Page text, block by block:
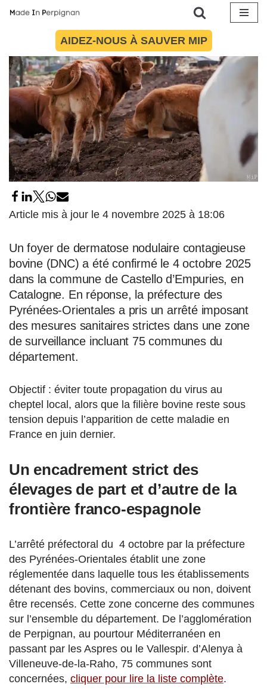
contenu
AIDEZ-NOUS À SAUVER MIP
Article mis à jour le 4 novembre 2025 à 18:06
Un foyer de dermatose nodulaire contagieuse
bovine (DNC) a été confirmé le 4 octobre 2025
dans la commune de Castello d’Empuries, en
Catalogne. En réponse, la préfecture des
Pyrénées-Orientales a pris un arrêté imposant
des mesures sanitaires strictes dans une zone
de surveillance incluant 75 communes du
département.
Objectif : éviter toute propagation du virus au
cheptel local, alors que la filière bovine reste sous
tension depuis l’apparition de cette maladie en
France en juin dernier.
Un encadrement strict des
élevages de part et d’autre de la
frontière franco-espagnole
L’arrêté préfectoral du 4 octobre par la préfecture
des Pyrénées-Orientales établit une zone
réglementée dans laquelle tous les établissements
détenant des bovins, commerciaux ou non, doivent
être recensés. Cette zone concerne des communes
sur l’ensemble du département. De l’agglomération
de Perpignan, au pourtour Méditerranéen en
passant par les Aspres ou le Vallespir. d’Alenya à
Villeneuve-de-la-Raho, 75 communes sont
concernées, cliquer pour lire la liste complète.